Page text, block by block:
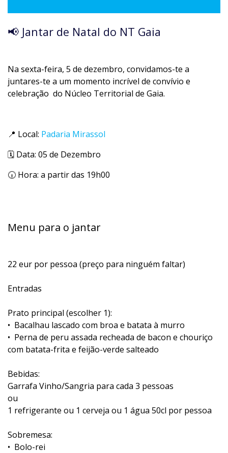
📢 Jantar de Natal do NT Gaia
Na sexta-feira, 5 de dezembro, convidamos-te a
juntares-te a um momento incrível de convívio e
celebração do Núcleo Territorial de Gaia.
📍 Local: Padaria Mirassol
🗓️ Data: 05 de Dezembro
🕡 Hora: a partir das 19h00
Menu para o jantar
22 eur por pessoa (preço para ninguém faltar)
Entradas
Prato principal (escolher 1):
•⁠ ⁠Bacalhau lascado com broa e batata à murro
•⁠ ⁠Perna de peru assada recheada de bacon e chouriço
com batata-frita e feijão-verde salteado
Bebidas:
Garrafa Vinho/Sangria para cada 3 pessoas
ou
1 refrigerante ou 1 cerveja ou 1 água 50cl por pessoa
Sobremesa:
•⁠ ⁠Bolo-rei